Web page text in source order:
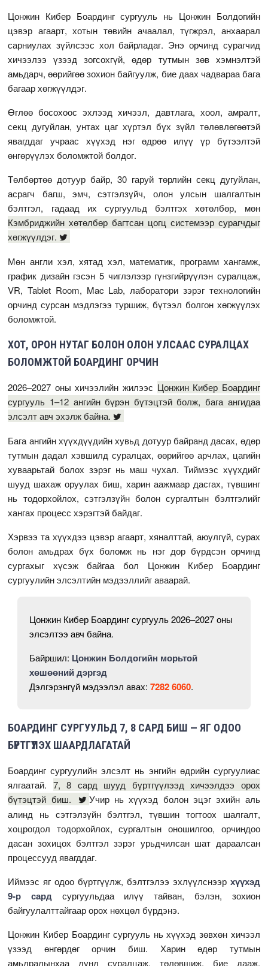
Цонжин Кибер Боардинг сургууль нь Цонжин Болдогийн
цэвэр агаарт, хотын төвийн ачаалал, түгжрэл, анхаарал
сарниулах зүйлсээс хол байрладаг. Энэ орчинд сурагчид
хичээлээ үзээд зогсохгүй, өдөр тутмын зөв хэмнэлтэй
амьдарч, өөрийгөө зохион байгуулж, бие даах чадвараа бага
багаар хөгжүүлдэг.
Өглөө босохоос эхлээд хичээл, давтлага, хоол, амралт,
секц дугуйлан, унтах цаг хүртэл бүх зүйл төлөвлөгөөтэй
явагддаг учраас хүүхэд нэг өдрөө илүү үр бүтээлтэй
өнгөрүүлэх боломжтой болдог.
Төлбөртөө дотуур байр, 30 гаруй төрлийн секц дугуйлан,
асрагч багш, эмч, сэтгэлзүйч, олон улсын шалгалтын
бэлтгэл, гадаад их сургуульд бэлтгэх хөтөлбөр, мөн
Кэмбриджийн хөтөлбөр багтсан цогц системээр сурагчдыг
хөгжүүлдэг.
Мөн англи хэл, хятад хэл, математик, программ хангамж,
график дизайн гэсэн 5 чиглэлээр гүнзгийрүүлэн суралцаж,
VR, Tablet Room, Mac Lab, лаборатори зэрэг технологийн
орчинд сурсан мэдлэгээ туршиж, бүтээл болгон хөгжүүлэх
боломжтой.
ХОТ, ОРОН НУТАГ БОЛОН ОЛОН УЛСААС СУРАЛЦАХ
БОЛОМЖТОЙ БОАРДИНГ ОРЧИН
2026–2027 оны хичээлийн жилээс Цонжин Кибер Боардинг
сургууль 1–12 ангийн бүрэн бүтэцтэй болж, бага ангидаа
элсэлт авч эхэлж байна.
Бага ангийн хүүхдүүдийн хувьд дотуур байранд дасах, өдөр
тутмын дадал хэвшилд суралцах, өөрийгөө арчлах, цагийн
хуваарьтай болох зэрэг нь маш чухал. Тиймээс хүүхдийг
шууд шахаж оруулах биш, харин аажмаар дасгах, түвшинг
нь тодорхойлох, сэтгэлзүйн болон сургалтын бэлтгэлийг
хангах процесс хэрэгтэй байдаг.
Хэрвээ та хүүхдээ цэвэр агаарт, хяналттай, аюулгүй, сурах
болон амьдрах бүх боломж нь нэг дор бүрдсэн орчинд
сургахыг хүсэж байгаа бол Цонжин Кибер Боардинг
сургуулийн элсэлтийн мэдээллийг аваарай.
Цонжин Кибер Боардинг сургууль 2026–2027 оны
элсэлтээ авч байна.
Байршил: Цонжин Болдогийн морьтой
хөшөөний дэргэд
Дэлгэрэнгүй мэдээлэл авах:7282 6060.
БОАРДИНГ СУРГУУЛЬД 7, 8 САРД БИШ — ЯГ ОДОО
БҮРТГҮҮЛЭХ ШААРДЛАГАТАЙ
Боардинг сургуулийн элсэлт нь энгийн өдрийн сургуулиас
ялгаатай. 7, 8 сард шууд бүртгүүлээд хичээлдээ орох
бүтэцтэй биш.
Учир нь хүүхэд болон эцэг эхийн аль
алинд нь сэтгэлзүйн бэлтгэл, түвшин тогтоох шалгалт,
хоцрогдол тодорхойлох, сургалтын оношилгоо, орчиндоо
дасан зохицох бэлтгэл зэрэг урьдчилсан шат дараалсан
процессууд явагддаг.
Иймээс яг одоо бүртгүүлж, бэлтгэлээ эхлүүлснээр хүүхэд
9-р сард сургуульдаа илүү тайван, бэлэн, зохион
байгуулалттайгаар орох нөхцөл бүрдэнэ.
Цонжин Кибер Боардинг сургууль нь хүүхэд зөвхөн хичээл
үзээд өнгөрдөг орчин биш. Харин өдөр тутмын
амьдралынхаа дунд суралцаж, төлөвшиж, бие дааж,